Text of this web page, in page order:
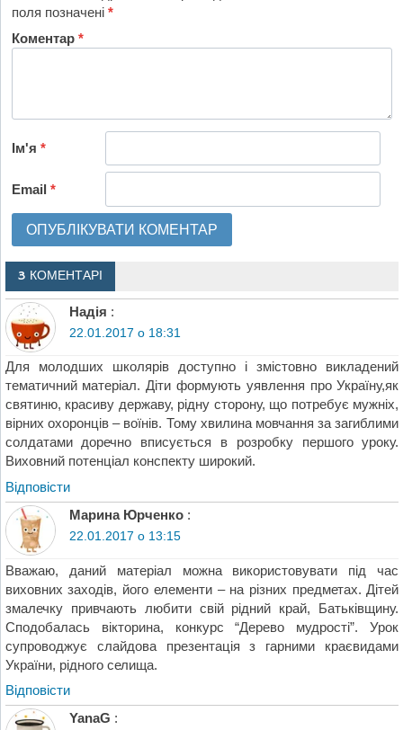
поля позначені*
Коментар*
Ім'я*
Email*
3 КОМЕНТАРІ
Надія :
22.01.2017 о 18:31
Для молодших школярів доступно і змістовно викладений
тематичний матеріал. Діти формують уявлення про Україну,як
святиню, красиву державу, рідну сторону, що потребує мужніх,
вірних охоронців – воїнів. Тому хвилина мовчання за загиблими
солдатами доречно вписується в розробку першого уроку.
Виховний потенціал конспекту широкий.
Відповіcти
Mарина Юрченко :
22.01.2017 о 13:15
Вважаю, даний матеріал можна використовувати під час
виховних заходів, його елементи – на різних предметах. Дітей
змалечку привчають любити свій рідний край, Батьківщину.
Сподобалась вікторина, конкурс “Дерево мудрості”. Урок
супроводжує слайдова презентація з гарними краєвидами
України, рідного селища.
Відповіcти
YanaG :